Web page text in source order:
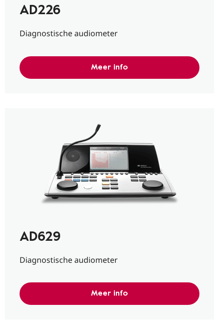
AD226
Diagnostische audiometer
Meer info
AD629
Diagnostische audiometer
Meer info